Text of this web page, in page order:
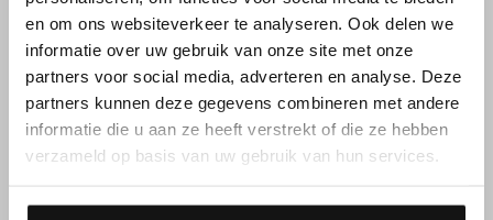
en om ons websiteverkeer te analyseren. Ook delen we
informatie over uw gebruik van onze site met onze
partners voor social media, adverteren en analyse. Deze
partners kunnen deze gegevens combineren met andere
informatie die u aan ze heeft verstrekt of die ze hebben
verzameld op basis van uw gebruik van hun services.